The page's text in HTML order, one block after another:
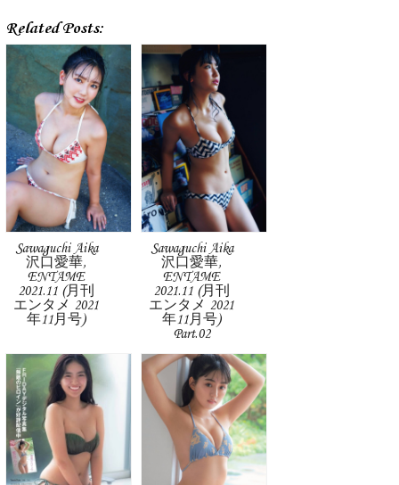
Related Posts:
Sawaguchi Aika
沢口愛華,
ENTAME
2021.11 (月刊
エンタメ 2021
年11月号)
Sawaguchi Aika
沢口愛華,
ENTAME
2021.11 (月刊
エンタメ 2021
年11月号)
Part.02